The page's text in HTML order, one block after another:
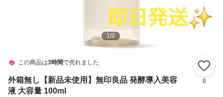
1/2
この商品は3時間で売れました
外箱無し【新品未使用】無印良品 発酵導入美容
液 大容量 100ml
0